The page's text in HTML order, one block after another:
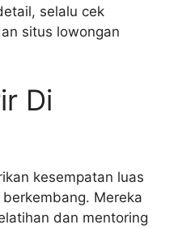
selalu cek
situs lowongan
Di
kesempatan luas
Mereka
dan mentoring